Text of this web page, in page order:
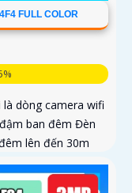
FULL COLOR
là dòng camera wifi
ban đêm Đèn
lên đến 30m
giải 4